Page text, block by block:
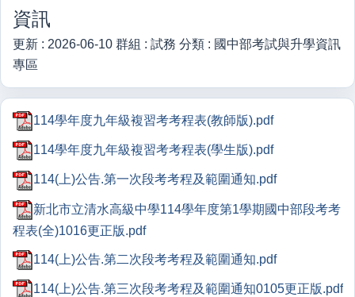
資訊
更新 : 2026-06-10 群組 : 試務 分類 : 國中部考試與升學資訊
專區
114學年度九年級複習考考程表(教師版).pdf
114學年度九年級複習考考程表(學生版).pdf
114(上)公告.第一次段考考程及範圍通知.pdf
新北市立清水高級中學114學年度第1學期國中部段考考
程表(全)1016更正版.pdf
114(上)公告.第二次段考考程及範圍通知.pdf
114(上)公告.第三次段考考程及範圍通知0105更正版.pdf